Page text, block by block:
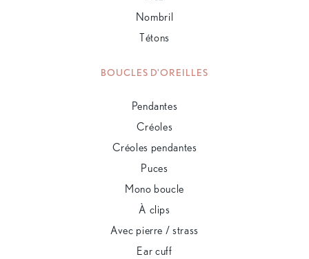
Nombril
Tétons
BOUCLES D'OREILLES
Pendantes
Créoles
Créoles pendantes
Puces
Mono boucle
À clips
Avec pierre / strass
Ear cuff